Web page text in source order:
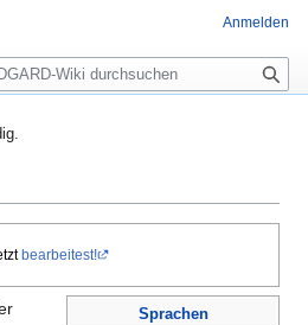
bearbeitest!
Sprachen
Anmelden